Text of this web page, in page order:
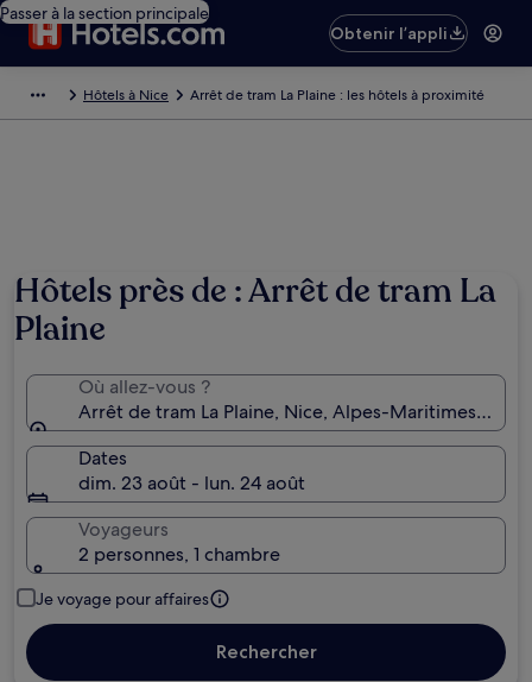
Passer à la section principale
Obtenir l’appli
Hôtels à Nice Arrêt de tram La Plaine : les hôtels à proximité
Hôtels près de : Arrêt de tram La
Plaine
Où allez-vous ?
Arrêt de tram La Plaine, Nice, Alpes-Maritimes,
Dates
dim. 23 août - lun. 24 août
Voyageurs
2 personnes, 1 chambre
Je voyage pour affaires
Rechercher